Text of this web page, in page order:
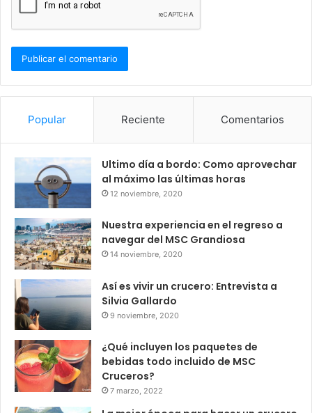
Popular Reciente Comentarios
Ultimo día a bordo: Como aprovechar
al máximo las últimas horas
12 noviembre, 2020
Nuestra experiencia en el regreso a
navegar del MSC Grandiosa
14 noviembre, 2020
Así es vivir un crucero: Entrevista a
Silvia Gallardo
9 noviembre, 2020
¿Qué incluyen los paquetes de
bebidas todo incluido de MSC
Cruceros?
7 marzo, 2022